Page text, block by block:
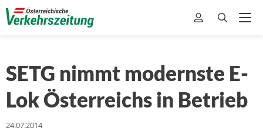
SETG nimmt modernste E-
Lok Österreichs in Betrieb
24.07.2014